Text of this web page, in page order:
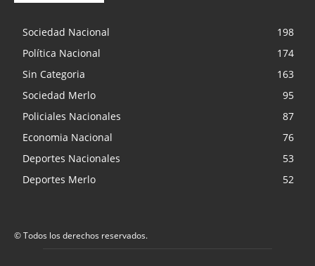
Sociedad Nacional
198
Política Nacional
174
Sin Categoria
163
Sociedad Merlo
95
Policiales Nacionales
87
Economia Nacional
76
Deportes Nacionales
53
Deportes Merlo
52
© Todos los derechos reservados.